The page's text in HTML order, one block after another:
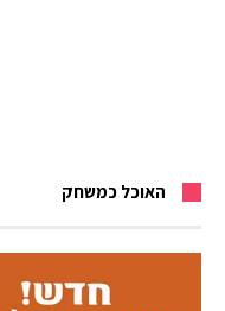
האוכל כמשחק